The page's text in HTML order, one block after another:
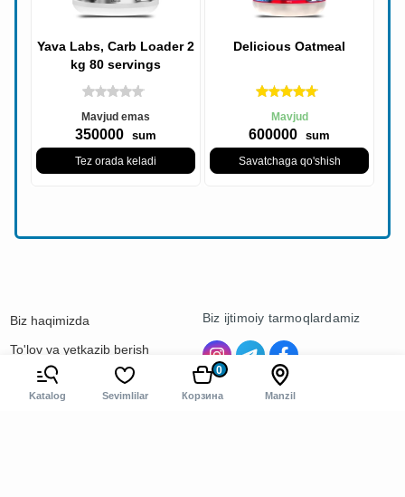
Yava Labs, Carb Loader 2
kg 80 servings
Mavjud emas
350000 sum
Tez orada keladi
Delicious Oatmeal
Mavjud
600000 sum
Savatchaga qo'shish
Katalog Sevimlilar Корзина
0
Manzil
Biz haqimizda
To'lov va yetkazib berish
Kontaktlar
Biz ijtimoiy tarmoqlardamiz